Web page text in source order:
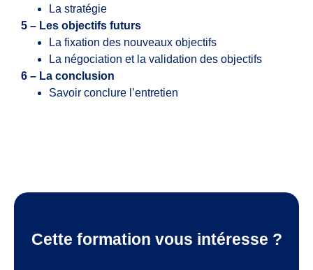
La stratégie
5 – Les objectifs futurs
La fixation des nouveaux objectifs
La négociation et la validation des objectifs
6 – La conclusion
Savoir conclure l’entretien
Cette formation vous intéresse ?